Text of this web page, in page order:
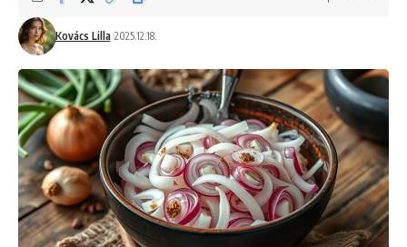
Kovács Lilla 2025.12.18.